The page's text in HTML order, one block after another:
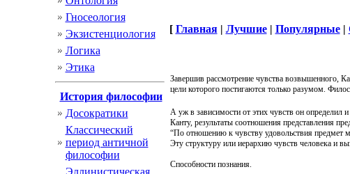
Гносеология
Экзистенциология
Логика
Этика
История философии
Досократики
Классический
период античной
философии
Эллинистическая
[ Главная| Лучшие| Популярные|
Завершив рассмотрение чувства возвышенного,
цели которого постигаются только разумом.
А уж в зависимости от этих чувств он определил
Канту, результаты соотношения представления
“По отношению к чувству удовольствия
Эту структуру или иерархию чувств человека и
Способности познания.